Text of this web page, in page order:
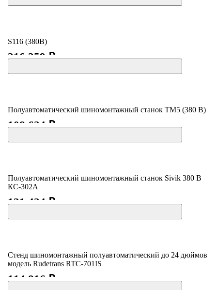
S116 (380В)
216 259 ₽
Полуавтоматический шиномонтажный станок TM5 (380 В)
108 624 ₽
Полуавтоматический шиномонтажный станок Sivik 380 В
КС-302А
131 424 ₽
Стенд шиномонтажный полуавтоматический до 24 дюймов
модель Rudetrans RTC-701IS
114 816 ₽